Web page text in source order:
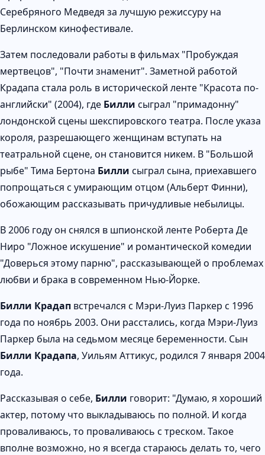
Серебряного Медведя за лучшую режиссуру на
Берлинском кинофестивале.
Затем последовали работы в фильмах "Пробуждая
мертвецов", "Почти знаменит". Заметной работой
Крадапа стала роль в исторической ленте "Красота по-
английски" (2004), где Билли сыграл "примадонну"
лондонской сцены шекспировского театра. После указа
короля, разрешающего женщинам вступать на
театральной сцене, он становится никем. В "Большой
рыбе" Тима Бертона Билли сыграл сына, приехавшего
попрощаться с умирающим отцом (Альберт Финни),
обожающим рассказывать причудливые небылицы.
В 2006 году он снялся в шпионской ленте Роберта Де
Ниро "Ложное искушение" и романтической комедии
"Доверься этому парню", рассказывающей о проблемах
любви и брака в современном Нью-Йорке.
Билли Крадап встречался с Мэри-Луиз Паркер с 1996
года по ноябрь 2003. Они расстались, когда Мэри-Луиз
Паркер была на седьмом месяце беременности. Сын
Билли Крадапа, Уильям Аттикус, родился 7 января 2004
года.
Рассказывая о себе, Билли говорит: "Думаю, я хороший
актер, потому что выкладываюсь по полной. И когда
проваливаюсь, то проваливаюсь с треском. Такое
вполне возможно, но я всегда стараюсь делать то, чего